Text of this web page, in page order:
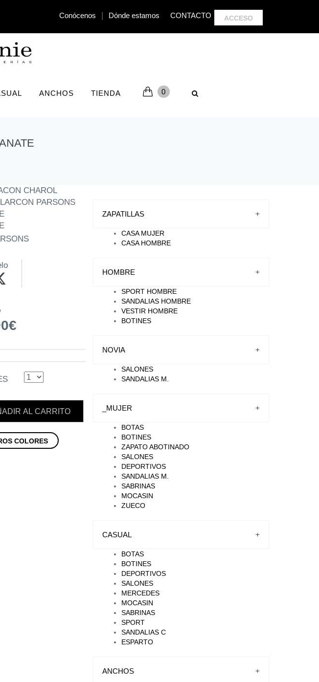
Conócenos | Dónde estamos CONTACTO ACCESO
ANCHOS TIENDA 0
CHAROL
PARSONS
AL CARRITO
COLORES
ZAPATILLAS +
CASA MUJER
CASA HOMBRE
HOMBRE +
SPORT HOMBRE
SANDALIAS HOMBRE
VESTIR HOMBRE
BOTINES
NOVIA +
SALONES
SANDALIAS M.
_MUJER +
BOTAS
BOTINES
ZAPATO ABOTINADO
SALONES
DEPORTIVOS
SANDALIAS M.
SABRINAS
MOCASIN
ZUECO
CASUAL +
BOTAS
BOTINES
DEPORTIVOS
SALONES
MERCEDES
MOCASIN
SABRINAS
SPORT
SANDALIAS C
ESPARTO
ANCHOS +